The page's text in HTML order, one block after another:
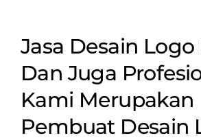
Jasa Desain
Dan Juga
Kami Merupakan
Pembuat Desain